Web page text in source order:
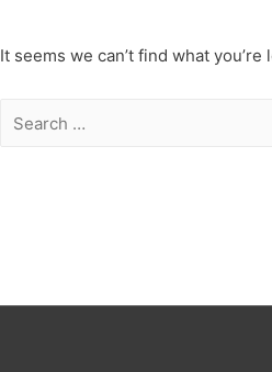
It seems we can’t find what
Search